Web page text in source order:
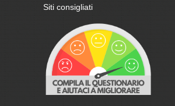
Siti consigliati